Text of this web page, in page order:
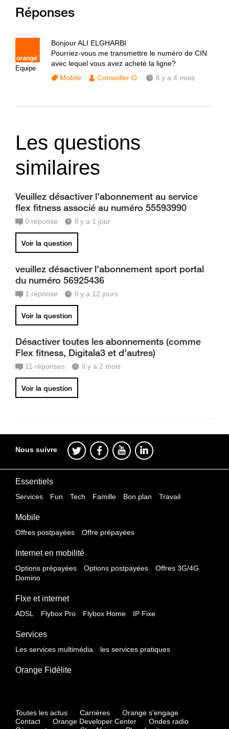
Réponses
Equipe
Bonjour ALI ELGHARBI
Pourriez-vous me transmettre le numéro de CIN
avec lequel vous avez acheté la ligne?
Mobile
Conseiller O. Il y a 4 mois
Les questions
similaires
Veuillez désactiver l'abonnement au service
flex fitness associé au numéro 55593990
0 réponse Il y a 1 jour
Voir la question
veuillez désactiver l'abonnement sport portal
du numéro 56925436
1 réponse Il y a 12 jours
Voir la question
Désactiver toutes les abonnements (comme
Flex fitness, Digitala3 et d'autres)
11 réponses Il y a 2 mois
Voir la question
Nous suivre
Essentiels
Services Fun Tech Famille Bon plan Travail
Mobile
Offres postpayées Offre prépayées
Internet en mobilité
Options prépayées Options postpayées
Offres 3G/4G
Domino
FIxe et internet
ADSL Flybox Pro Flybox Home IP Fixe
Services
Les services multimédia les services pratiques
Orange Fidélite
Toutes les actus Carrières
Orange s'engage
Contact
Orange Developer Center
Ondes radio